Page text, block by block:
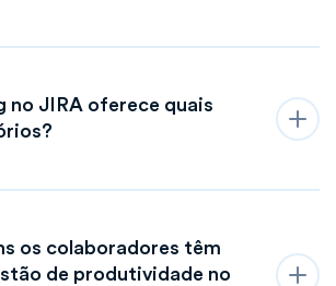
no JIRA oferece quais
os colaboradores têm
de produtividade no